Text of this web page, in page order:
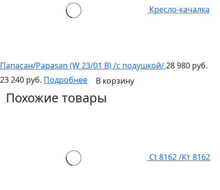
Кресло-качалка
Папасан/Papasan (W 23/01 B) /с подушкой/28 980 руб.
23 240 руб. Подробнее В корзину
Похожие товары
Ct 8162 /Кт 8162